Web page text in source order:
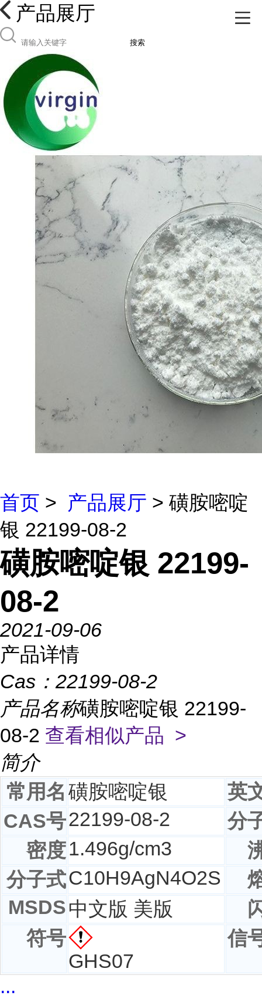
产品展厅
搜索
首页 > 产品展厅 > 磺胺嘧啶
银 22199-08-2
磺胺嘧啶银 22199-
08-2
2021-09-06
产品详情
Cas： 22199-08-2
产品名称磺胺嘧啶银 22199-
08-2 查看相似产品 >
简介
常用名 磺胺嘧啶银
英
CAS号22199-08-2
分
密度1.496g/cm3
分子式C10H9AgN4O2S
MSDS中文版 美版
符号
GHS07
信
...